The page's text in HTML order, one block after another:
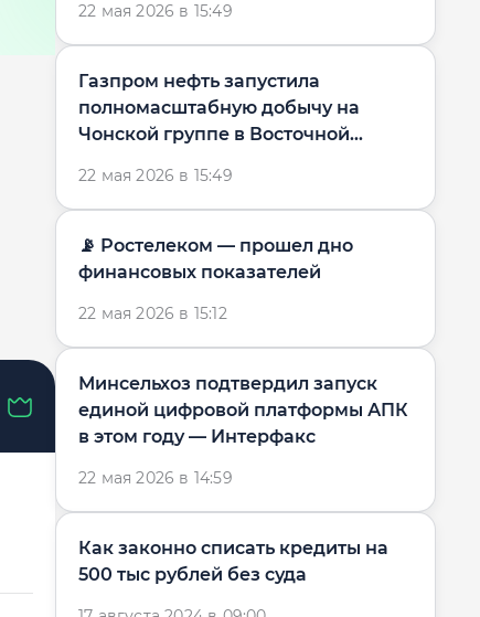
22 мая 2026 в 15:49
Газпром нефть запустила
полномасштабную добычу на
Чонской группе в Восточной
22 мая 2026 в 15:49
📡 Ростелеком — прошел дно
финансовых показателей
22 мая 2026 в 15:12
Минсельхоз подтвердил запуск
единой цифровой платформы АПК
в этом году — Интерфакс
22 мая 2026 в 14:59
Как законно списать кредиты на
500 тыс рублей без суда